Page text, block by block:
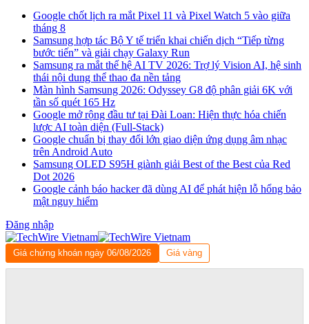
Google chốt lịch ra mắt Pixel 11 và Pixel Watch 5 vào giữa
tháng 8
Samsung hợp tác Bộ Y tế triển khai chiến dịch “Tiếp từng
bước tiến” và giải chạy Galaxy Run
Samsung ra mắt thế hệ AI TV 2026: Trợ lý Vision AI, hệ sinh
thái nội dung thể thao đa nền tảng
Màn hình Samsung 2026: Odyssey G8 độ phân giải 6K với
tần số quét 165 Hz
Google mở rộng đầu tư tại Đài Loan: Hiện thực hóa chiến
lược AI toàn diện (Full-Stack)
Google chuẩn bị thay đổi lớn giao diện ứng dụng âm nhạc
trên Android Auto
Samsung OLED S95H giành giải Best of the Best của Red
Dot 2026
Google cảnh báo hacker đã dùng AI để phát hiện lỗ hổng bảo
mật nguy hiểm
Đăng nhập
Giá chứng khoán ngày 06/08/2026 Giá vàng